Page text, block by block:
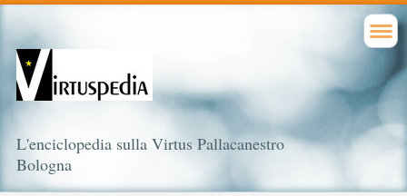
L'enciclopedia sulla Virtus Pallacanestro
Bologna